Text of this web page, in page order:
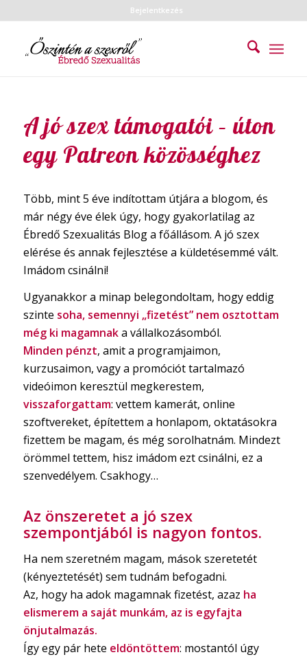
Bejelentkezés
A jó szex támogatói – úton
egy Patreon közösséghez
Több, mint 5 éve indítottam útjára a blogom, és
már négy éve élek úgy, hogy gyakorlatilag az
Ébredő Szexualitás Blog a főállásom. A jó szex
elérése és annak fejlesztése a küldetésemmé vált.
Imádom csinálni!
Ugyanakkor a minap belegondoltam, hogy eddig
szinte soha, semennyi „fizetést” nem osztottam
még ki magamnaka vállalkozásomból.
Minden pénzt, amit a programjaimon,
kurzusaimon, vagy a promóciót tartalmazó
videóimon keresztül megkerestem,
visszaforgattam: vettem kamerát, online
szoftvereket, építettem a honlapom, oktatásokra
fizettem be magam, és még sorolhatnám. Mindezt
örömmel tettem, hisz imádom ezt csinálni, ez a
szenvedélyem. Csakhogy…
Az önszeretet a jó szex
szempontjából is nagyon fontos.
Ha nem szeretném magam, mások szeretetét
(kényeztetését) sem tudnám befogadni.
Az, hogy ha adok magamnak fizetést, azaz ha
elismerem a saját munkám, az is egyfajta
önjutalmazás.
Így egy pár hete eldöntöttem: mostantól úgy